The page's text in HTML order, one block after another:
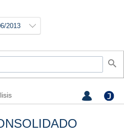
2013